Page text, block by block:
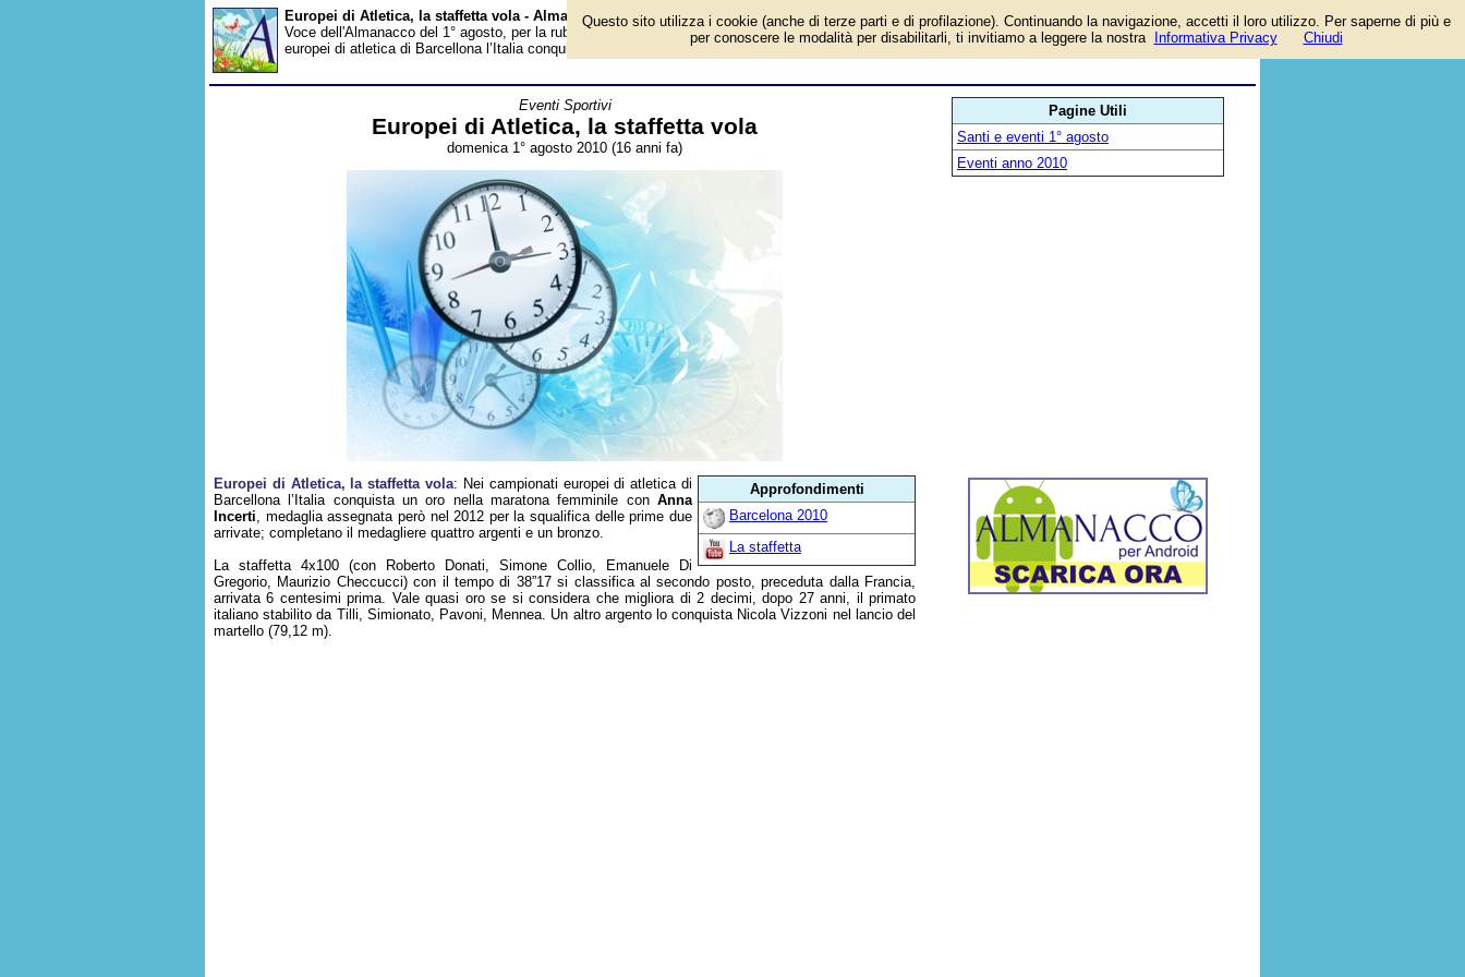
Europei di Atletica, la staffetta vola - Almanacco
Voce dell'Almanacco del 1° agosto, per la rubrica 'Eventi Sportivi'. Evento avvenuto 16 anni fa. Nei campionati
europei di atletica di Barcellona l’Italia conquista un oro nella maratona femminile con Anna Incerti, medaglia...
Eventi Sportivi
Europei di Atletica, la staffetta vola
domenica 1° agosto 2010 (16 anni fa)
Approfondimenti
Barcelona 2010
La staffetta
Europei di Atletica, la staffetta vola: Nei campionati europei di atletica di
Barcellona l’Italia conquista un oro nella maratona femminile con Anna
Incerti, medaglia assegnata però nel 2012 per la squalifica delle prime due
arrivate; completano il medagliere quattro argenti e un bronzo.
La staffetta 4x100 (con Roberto Donati, Simone Collio, Emanuele Di
Gregorio, Maurizio Checcucci) con il tempo di 38”17 si classifica al secondo posto, preceduta dalla Francia,
arrivata 6 centesimi prima. Vale quasi oro se si considera che migliora di 2 decimi, dopo 27 anni, il primato
italiano stabilito da Tilli, Simionato, Pavoni, Mennea. Un altro argento lo conquista Nicola Vizzoni nel lancio del
martello (79,12 m).
Pagine Utili
Santi e eventi 1° agosto
Eventi anno 2010
Questo sito utilizza i cookie (anche di terze parti e di profilazione). Continuando la navigazione, accetti il loro utilizzo. Per saperne di più e
per conoscere le modalità per disabilitarli, ti invitiamo a leggere la nostra
Informativa Privacy Chiudi